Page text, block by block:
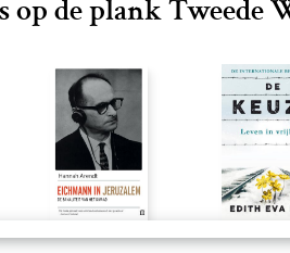
op de plank Tweede